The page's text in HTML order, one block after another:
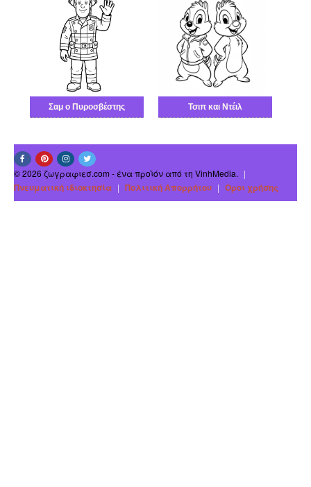
Σαμ ο Πυροσβέστης Τσιπ και Ντέιλ
© 2026 ζωγραφιεσ.com - ένα προϊόν από τη VinhMedia. |
Πνευματική ιδιοκτησία | Πολιτική Απορρήτου | Οροι χρήσης